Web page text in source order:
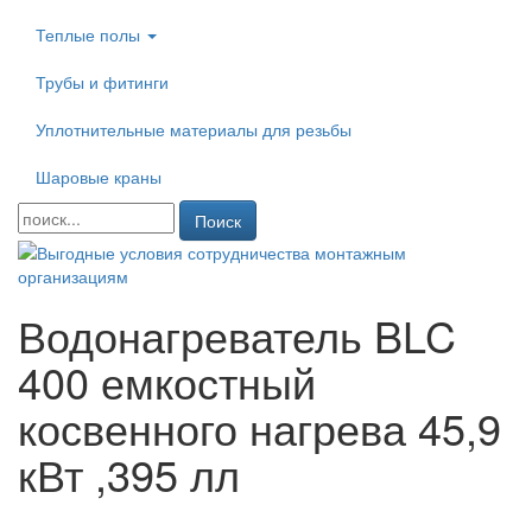
Теплые полы
Трубы и фитинги
Уплотнительные материалы для резьбы
Шаровые краны
Поиск
Водонагреватель BLC
400 емкостный
косвенного нагрева 45,9
кВт ,395 лл